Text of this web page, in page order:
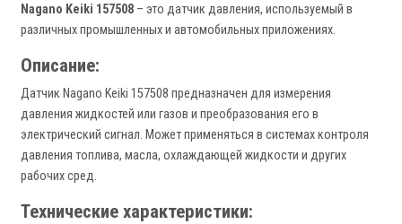
Nagano Keiki 157508 – это датчик давления, используемый в
различных промышленных и автомобильных приложениях.
Описание:
Датчик Nagano Keiki 157508 предназначен для измерения
давления жидкостей или газов и преобразования его в
электрический сигнал. Может применяться в системах контроля
давления топлива, масла, охлаждающей жидкости и других
рабочих сред.
Технические характеристики: